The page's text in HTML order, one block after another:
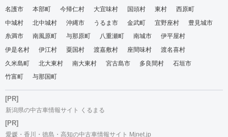
名護市
本部町 今帰仁村 大宜味村 国頭村 東村
西原町
中城村
北中城村 沖縄市 うるま市 金武町 宜野座村
豊見城市
糸満市
南風原町 与那原町 八重瀬町 南城市
伊平屋村
伊是名村
伊江村 粟国村 渡嘉敷村 座間味村
渡名喜村
久米島町
北大東村 南大東村 宮古島市 多良間村
石垣市
竹富町
与那国町
[PR]
新潟県の中古車情報サイト くるまる
[PR]
愛媛・香川・徳島・高知の中古車情報サイト Mjnet.jp